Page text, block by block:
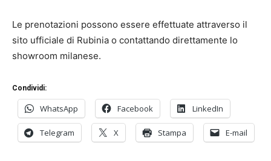
Le prenotazioni possono essere effettuate attraverso il
sito ufficiale di Rubinia o contattando direttamente lo
showroom milanese.
Condividi:
WhatsApp Facebook LinkedIn
Telegram X Stampa E-mail